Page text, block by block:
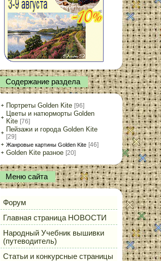
Содержание раздела
Портреты Golden Kite [96]
Цветы и натюрморты Golden
Kite [76]
Пейзажи и города Golden Kite
[29]
Жанровые картины Golden Kite [46]
Golden Kite разное [20]
Меню сайта
Форум
Главная страница НОВОСТИ
Народный Учебник вышивки
(путеводитель)
Статьи и конкурсные страницы